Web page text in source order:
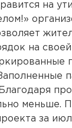
на
на
меньше.
за